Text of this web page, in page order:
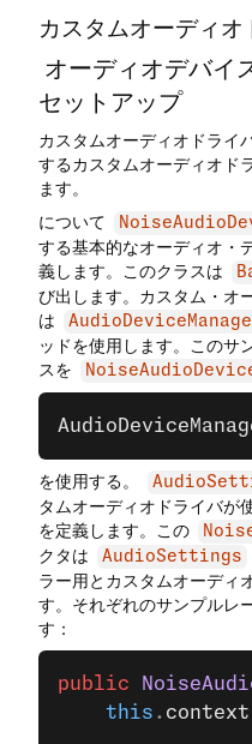
カスタムオーディオ
オーディオデバイ
セットアップ
カスタムオーディオドライ
するカスタムオーディオド
ます。
について
する基本的なオーディオ・
義します。このクラスは
び出します。カスタム・オ
は
ッドを使用します。このサ
スを
を使用する。
タムオーディオドライバが
を定義します。この
クタは
AudioSettings
ラー用とカスタムオーディ
す。それぞれのサンプルレ
す：
public
    this
. context